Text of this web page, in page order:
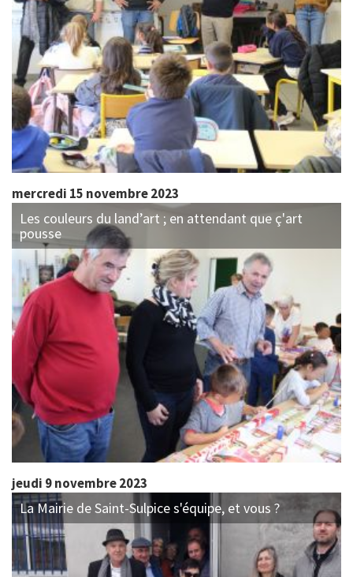
mercredi 15 novembre 2023
Les couleurs du land’art ; en attendant que ç'art
pousse
jeudi 9 novembre 2023
La Mairie de Saint-Sulpice s'équipe, et vous ?